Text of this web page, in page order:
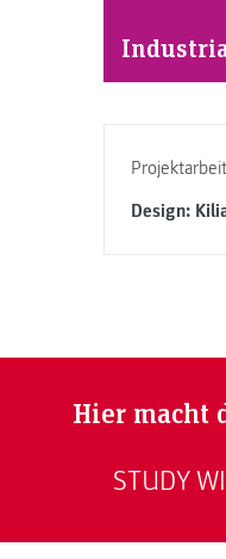
Design:
Hier macht
STUDY